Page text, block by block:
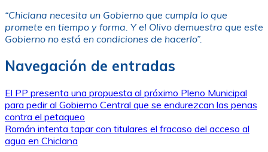
“Chiclana necesita un Gobierno que cumpla lo que
promete en tiempo y forma. Y el Olivo demuestra que este
Gobierno no está en condiciones de hacerlo”.
Navegación de entradas
El PP presenta una propuesta al próximo Pleno Municipal
para pedir al Gobierno Central que se endurezcan las penas
contra el petaqueo
Román intenta tapar con titulares el fracaso del acceso al
agua en Chiclana